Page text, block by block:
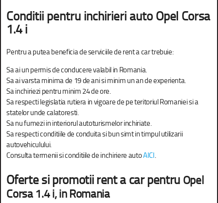
Conditii pentru inchirieri autoOpel Corsa
1.4 i
Pentru a putea beneficia de serviciile de rent a car trebuie:
Sa ai un permis de conducere valabil in Romania.
Sa ai varsta minima de 19 de ani si minim un an de experienta.
Sa inchiriezi pentru minim 24 de ore.
Sa respecti legislatia rutiera in vigoare de pe teritoriul Romaniei si a
statelor unde calatoresti.
Sa nu fumezi in interiorul autoturismelor inchiriate.
Sa respecti conditiile de conduita si bun simt in timpul utilizarii
autovehiculului.
Consulta termenii si conditiile de inchiriere autoAICI.
Oferte si promotii rent a car pentruOpel
Corsa 1.4 i, in Romania